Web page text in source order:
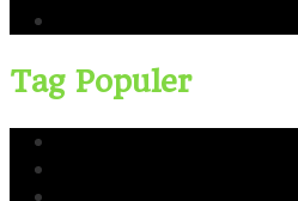
Tag Populer